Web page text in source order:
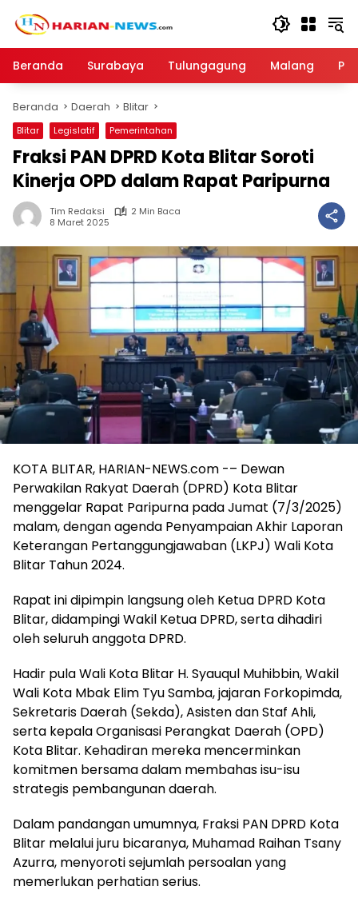
Beranda
Surabaya Tulungagung Malang
Beranda Daerah Blitar
Blitar Legislatif Pemerintahan
Fraksi PAN DPRD Kota Blitar Soroti
Kinerja OPD dalam Rapat Paripurna
Tim Redaksi
2 Min Baca
8 Maret 2025
KOTA BLITAR, HARIAN-NEWS.com -– Dewan
Perwakilan Rakyat Daerah (DPRD) Kota Blitar
menggelar Rapat Paripurna pada Jumat (7/3/2025)
malam, dengan agenda Penyampaian Akhir Laporan
Keterangan Pertanggungjawaban (LKPJ) Wali Kota
Blitar Tahun 2024.
Rapat ini dipimpin langsung oleh Ketua DPRD Kota
Blitar, didampingi Wakil Ketua DPRD, serta dihadiri
oleh seluruh anggota DPRD.
Hadir pula Wali Kota Blitar H. Syauqul Muhibbin, Wakil
Wali Kota Mbak Elim Tyu Samba, jajaran Forkopimda,
Sekretaris Daerah (Sekda), Asisten dan Staf Ahli,
serta kepala Organisasi Perangkat Daerah (OPD)
Kota Blitar. Kehadiran mereka mencerminkan
komitmen bersama dalam membahas isu-isu
strategis pembangunan daerah.
Dalam pandangan umumnya, Fraksi PAN DPRD Kota
Blitar melalui juru bicaranya, Muhamad Raihan Tsany
Azurra, menyoroti sejumlah persoalan yang
memerlukan perhatian serius.